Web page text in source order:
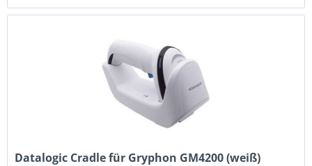
Datalogic Cradle für Gryphon GM4200 (weiß)